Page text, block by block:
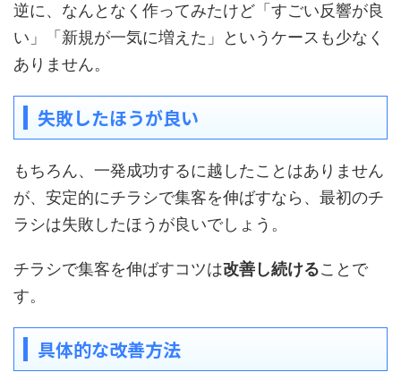
逆に、なんとなく作ってみたけど「すごい反響が良
い」「新規が一気に増えた」というケースも少なく
ありません。
失敗したほうが良い
もちろん、一発成功するに越したことはありません
が、安定的にチラシで集客を伸ばすなら、最初のチ
ラシは失敗したほうが良いでしょう。
チラシで集客を伸ばすコツは改善し続けることで
す。
具体的な改善方法